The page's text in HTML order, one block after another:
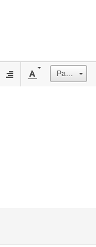
Размер